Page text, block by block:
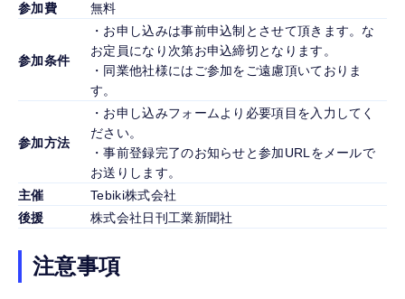
参加費
無料
参加条件
・お申し込みは事前申込制とさせて頂きます。な
お定員になり次第お申込締切となります。
・同業他社様にはご参加をご遠慮頂いておりま
す。
参加方法
・お申し込みフォームより必要項目を入力してく
ださい。
・事前登録完了のお知らせと参加URLをメールで
お送りします。
主催
Tebiki株式会社
後援
株式会社日刊工業新聞社
注意事項